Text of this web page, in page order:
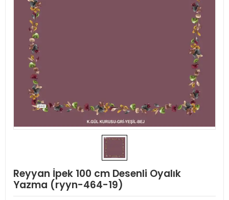
Reyyan İpek 100 cm Desenli Oyalık
Yazma (ryyn-464-19)